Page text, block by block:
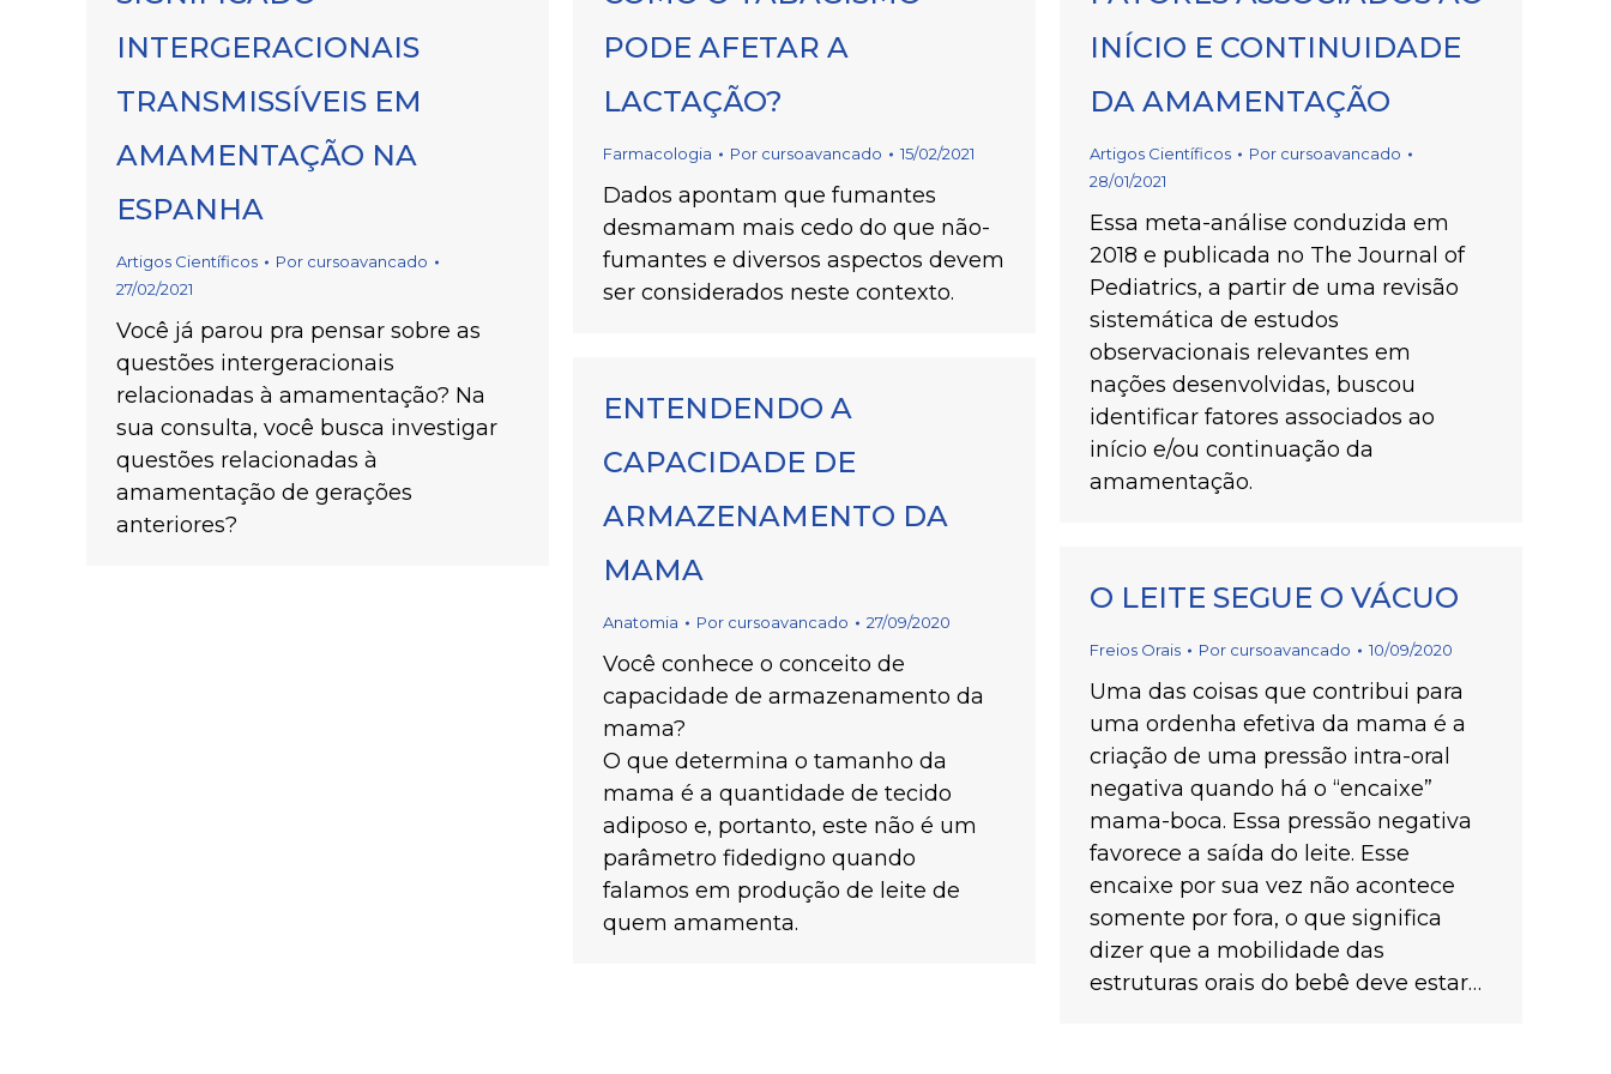
INTERGERACIONAIS
TRANSMISSÍVEIS EM
AMAMENTAÇÃO NA
ESPANHA
Artigos Científicos Por cursoavancado
27/02/2021
Você já parou pra pensar sobre as
questões intergeracionais
relacionadas à amamentação? Na
sua consulta, você busca investigar
questões relacionadas à
amamentação de gerações
anteriores?
PODE AFETAR A
LACTAÇÃO?
Farmacologia Por cursoavancado 15/02/2021
Dados apontam que fumantes
desmamam mais cedo do que não-
fumantes e diversos aspectos devem
ser considerados neste contexto.
INÍCIO E CONTINUIDADE
DA AMAMENTAÇÃO
Artigos Científicos Por cursoavancado
28/01/2021
Essa meta-análise conduzida em
2018 e publicada no The Journal of
Pediatrics, a partir de uma revisão
sistemática de estudos
observacionais relevantes em
nações desenvolvidas, buscou
identificar fatores associados ao
início e/ou continuação da
amamentação.
ENTENDENDO A
CAPACIDADE DE
ARMAZENAMENTO DA
MAMA
Anatomia Por cursoavancado 27/09/2020
Você conhece o conceito de
capacidade de armazenamento da
mama?⁣
⁣O que determina o tamanho da
mama é a quantidade de tecido
adiposo e, portanto, este não é um
parâmetro fidedigno quando
falamos em produção de leite de
quem amamenta.⁣
O LEITE SEGUE O VÁCUO
Freios Orais Por cursoavancado 10/09/2020
Uma das coisas que contribui para
uma ordenha efetiva da mama é a
criação de uma pressão intra-oral
negativa quando há o “encaixe”
mama-boca. Essa pressão negativa
favorece a saída do leite.⁣⁣⁣⁣ Esse
encaixe por sua vez não acontece
somente por fora, o que significa
dizer que a mobilidade das
estruturas orais do bebê deve estar…